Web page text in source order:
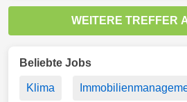
WEITERE TREFFER
Beliebte Jobs
Klima